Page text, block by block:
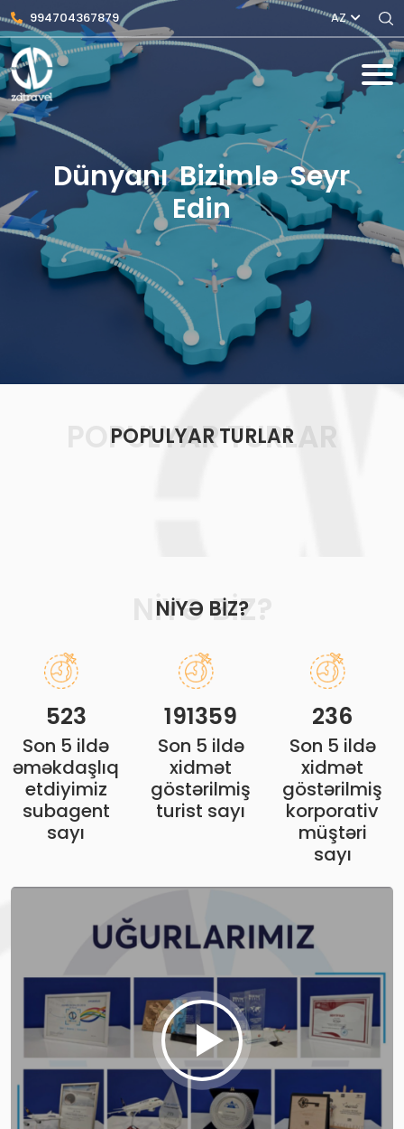
994704367879 AZ
Dünyanı Bizimlə Seyr
Edin
POPULYAR TURLAR
POPULYAR TURLAR
NIYƏ BIZ?
NIYƏ BIZ?
523
Son 5 ildə
əməkdaşlıq
etdiyimiz
subagent
sayı
191359
Son 5 ildə
xidmət
göstərilmiş
turist sayı
236
Son 5 ildə
xidmət
göstərilmiş
korporativ
müştəri
sayı